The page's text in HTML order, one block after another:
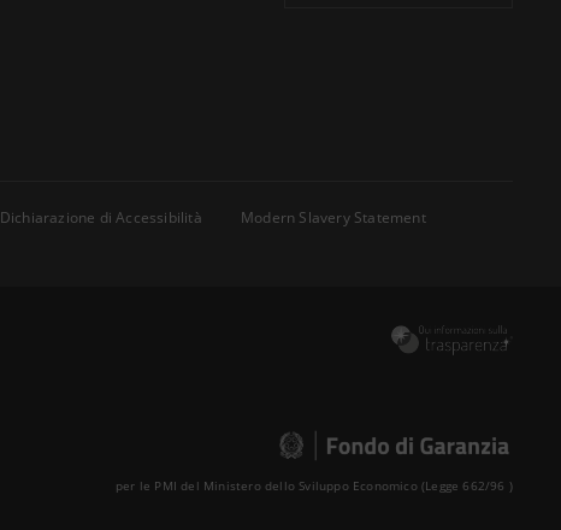
Dichiarazione di Accessibilità
Modern Slavery Statement
per le PMI del Ministero dello Sviluppo Economico (Legge 662/96 )